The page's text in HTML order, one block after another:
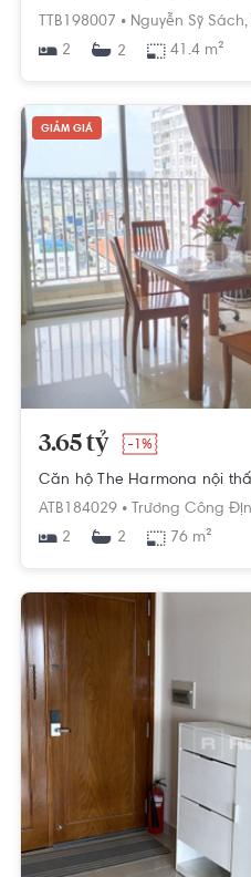
TTB198007 • Nguyễn Sỹ Sách,
2
2 41.4 m²
GIẢM GIÁ
3.65 tỷ -1%
Căn hộ The Harmona nội
ATB184029 •
Trương Công
2
2 76 m²